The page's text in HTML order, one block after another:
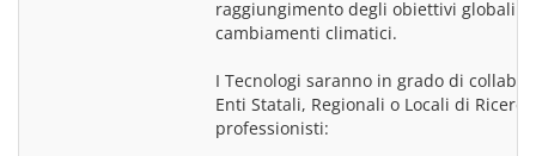
raggiungimento degli obiettivi globali
cambiamenti climatici.
I Tecnologi saranno in grado di
Enti Statali, Regionali o Locali di
professionisti: